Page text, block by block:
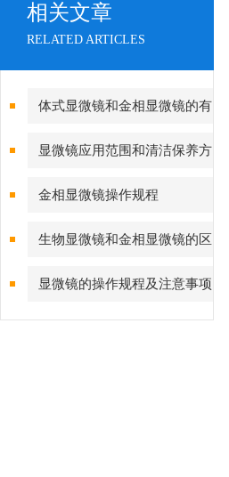
相关文章
RELATED ARTICLES
体式显微镜和金相显微镜的有
哪些不同点
显微镜应用范围和清洁保养方
金相显微镜操作规程
生物显微镜和金相显微镜的区
别？
显微镜的操作规程及注意事项